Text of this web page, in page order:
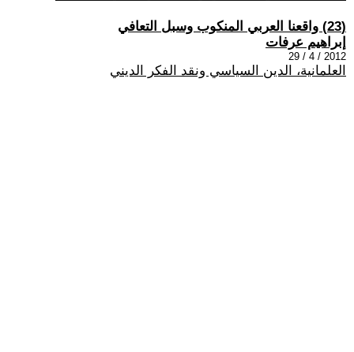
(23) واقعنا العربي المنكوب وسبل التعافي
إبراهيم عرفات
2012 / 4 / 29
العلمانية، الدين السياسي ونقد الفكر الديني